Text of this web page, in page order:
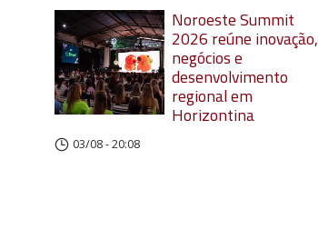
Noroeste Summit
2026 reúne inovação,
negócios e
desenvolvimento
regional em
Horizontina
03/08 - 20:08